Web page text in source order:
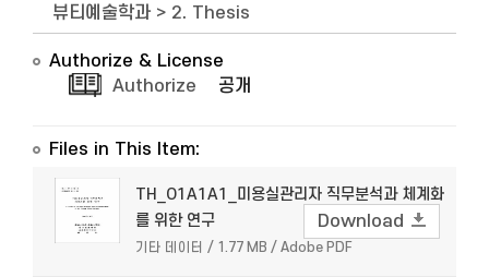
뷰티예술학과 > 2. Thesis
Authorize & License
Authorize
공개
Files in This Item:
TH_O1A1A1_미용실관리자 직무분석과 체계화
를 위한 연구
기타 데이터 / 1.77 MB / Adobe PDF
Download